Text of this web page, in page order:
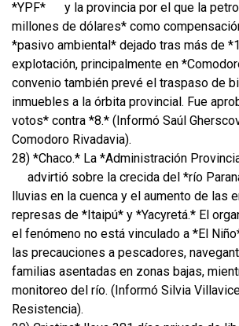
*YPF*
y la provincia por el que la
millones de dólares* como
*pasivo ambiental* dejado tras más de
explotación, principalmente en
convenio también prevé el traspaso de
inmuebles a la órbita provincial. Fue
votos* contra *8.* (Informó Saúl
Comodoro Rivadavia).
28) *Chaco.* La *Administración
advirtió sobre la crecida del *río
lluvias en la cuenca y el aumento de las
represas de *Itaipú* y *Yacyretá.* El
el fenómeno no está vinculado a *El
las precauciones a pescadores,
familias asentadas en zonas bajas,
monitoreo del río. (Informó Silvia
Resistencia).